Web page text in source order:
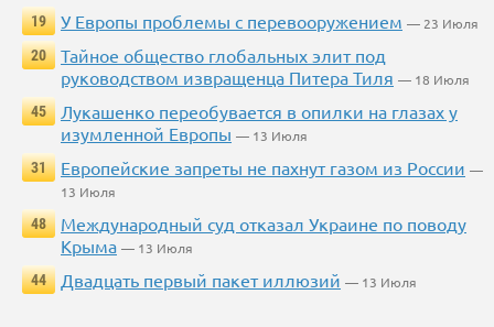
19
У Европы проблемы с перевооружением — 23 Июля
20
Тайное общество глобальных элит под
руководством извращенца Питера Тиля — 18 Июля
45
Лукашенко переобувается в опилки на глазах у
изумленной Европы — 13 Июля
31
Европейские запреты не пахнут газом из России —
13 Июля
48
Международный суд отказал Украине по поводу
Крыма — 13 Июля
44
Двадцать первый пакет иллюзий — 13 Июля